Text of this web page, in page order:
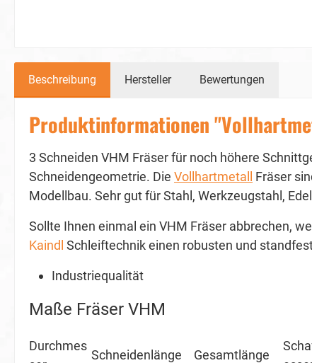
Beschreibung Hersteller Bewertungen
Produktinformationen
3 Schneiden VHM Fräser für noch höhere
Schneidengeometrie. Die Vollhartmetall
Fräser
Modellbau. Sehr gut für Stahl, Werkzeugstahl,
Sollte Ihnen einmal ein VHM Fräser abbrechen,
Kaindl Schleiftechnik einen robusten und
Industriequalität
Maße Fräser VHM
Durchmes
Schneidenlänge Gesamtlänge